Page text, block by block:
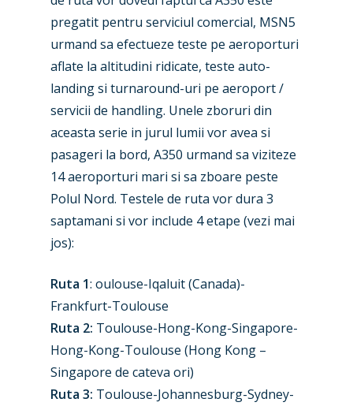
pregatit pentru serviciul comercial, MSN5
urmand sa efectueze teste pe aeroporturi
aflate la altitudini ridicate, teste auto-
landing si turnaround-uri pe aeroport /
servicii de handling. Unele zboruri din
aceasta serie in jurul lumii vor avea si
pasageri la bord, A350 urmand sa viziteze
14 aeroporturi mari si sa zboare peste
Polul Nord. Testele de ruta vor dura 3
saptamani si vor include 4 etape (vezi mai
jos):
Ruta 1: oulouse-Iqaluit (Canada)-
Frankfurt-Toulouse
Ruta 2: Toulouse-Hong-Kong-Singapore-
Hong-Kong-Toulouse (Hong Kong –
Singapore de cateva ori)
Ruta 3: Toulouse-Johannesburg-Sydney-